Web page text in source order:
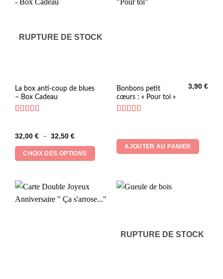
RUPTURE DE STOCK
La box anti-coup de blues
– Box Cadeau
32,00 € – 32,50 €Plage
prix :
32,00 €
à
CHOIX DES OPTIONS
Ce
produit
Les
options
peuvent
choisies
la
Bonbons petit
cœurs : « Pour toi »
3,90€
AJOUTER AU PANIER
RUPTURE DE STOCK